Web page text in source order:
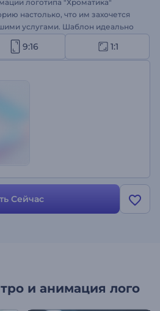
логотипа "Хроматика"
настолько, что им захочется
услугами. Шаблон идеально
конечных заставок, заставок
видео и многих других проектов.
же!
9:16 1:1
Сейчас
и анимация лого